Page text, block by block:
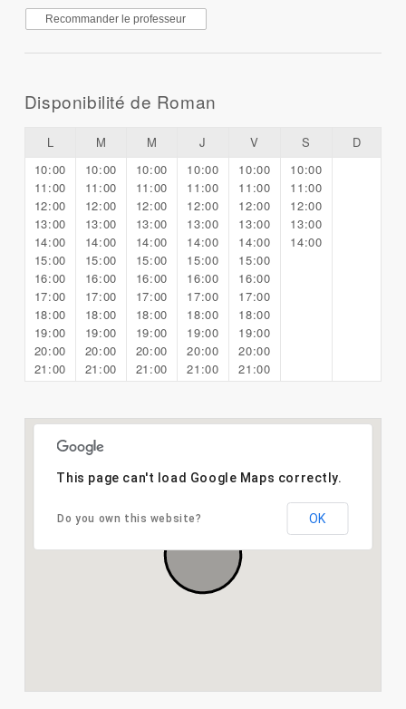
Recommander le professeur
Disponibilité de Roman
L M M J V S
D
10:00
11:00
12:00
13:00
14:00
15:00
16:00
17:00
18:00
19:00
20:00
21:00
10:00
11:00
12:00
13:00
14:00
15:00
16:00
17:00
18:00
19:00
20:00
21:00
10:00
11:00
12:00
13:00
14:00
15:00
16:00
17:00
18:00
19:00
20:00
21:00
10:00
11:00
12:00
13:00
14:00
15:00
16:00
17:00
18:00
19:00
20:00
21:00
10:00
11:00
12:00
13:00
14:00
15:00
16:00
17:00
18:00
19:00
20:00
21:00
10:00
11:00
12:00
13:00
14:00
This page can't load Google Maps correctly.
Do you own this website? OK